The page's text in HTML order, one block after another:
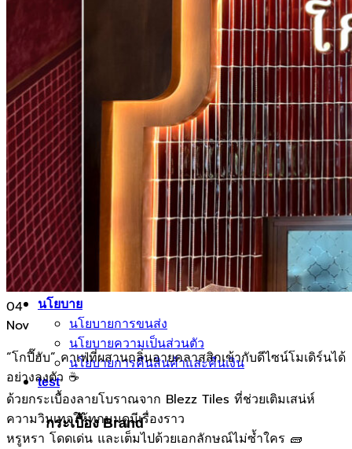
กระเบื้องเลียนแบบหินธรรมชาติ
ผลงานกระเบื้องลายโบราณ
ผลงานกระเบื้องสระว่ายนํ้า
กระเบื้องลายไม้
กระเบื้องลายหินอ่อน
คอนกรีตบล็อก
กระเบื้องเคนไซ
กระเบื้องพอร์ชเลน เลียนเเบบหินธรรมชาติ
บทความ
Catalog
คำนวณกระเบื้อง
โปรโมชั่นกระเบื้อง
ติดต่อเรา
นโยบาย
นโยบายการขนส่ง
นโยบายความเป็นส่วนตัว
นโยบายการคืนสินค้าและคืนเงิน
test
กระเบื้อง Brand
04
Nov
“โกปี๊ฮับ” คาเฟ่ที่ผสานกลิ่นอายคลาสสิกเข้ากับดีไซน์โมเดิร์นได้
อย่างลงตัว ☕
ด้วยกระเบื้องลายโบราณจาก Blezz Tiles ที่ช่วยเติมเสน่ห์
ความวินเทจให้ทุกมุมดูมีเรื่องราว
หรูหรา โดดเด่น และเต็มไปด้วยเอกลักษณ์ไม่ซ้ำใคร 🧱